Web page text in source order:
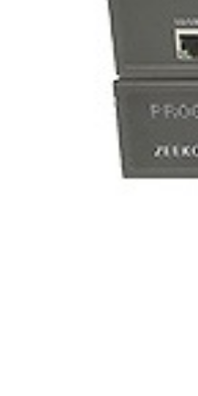
浙江省通服展厅集中控制系统